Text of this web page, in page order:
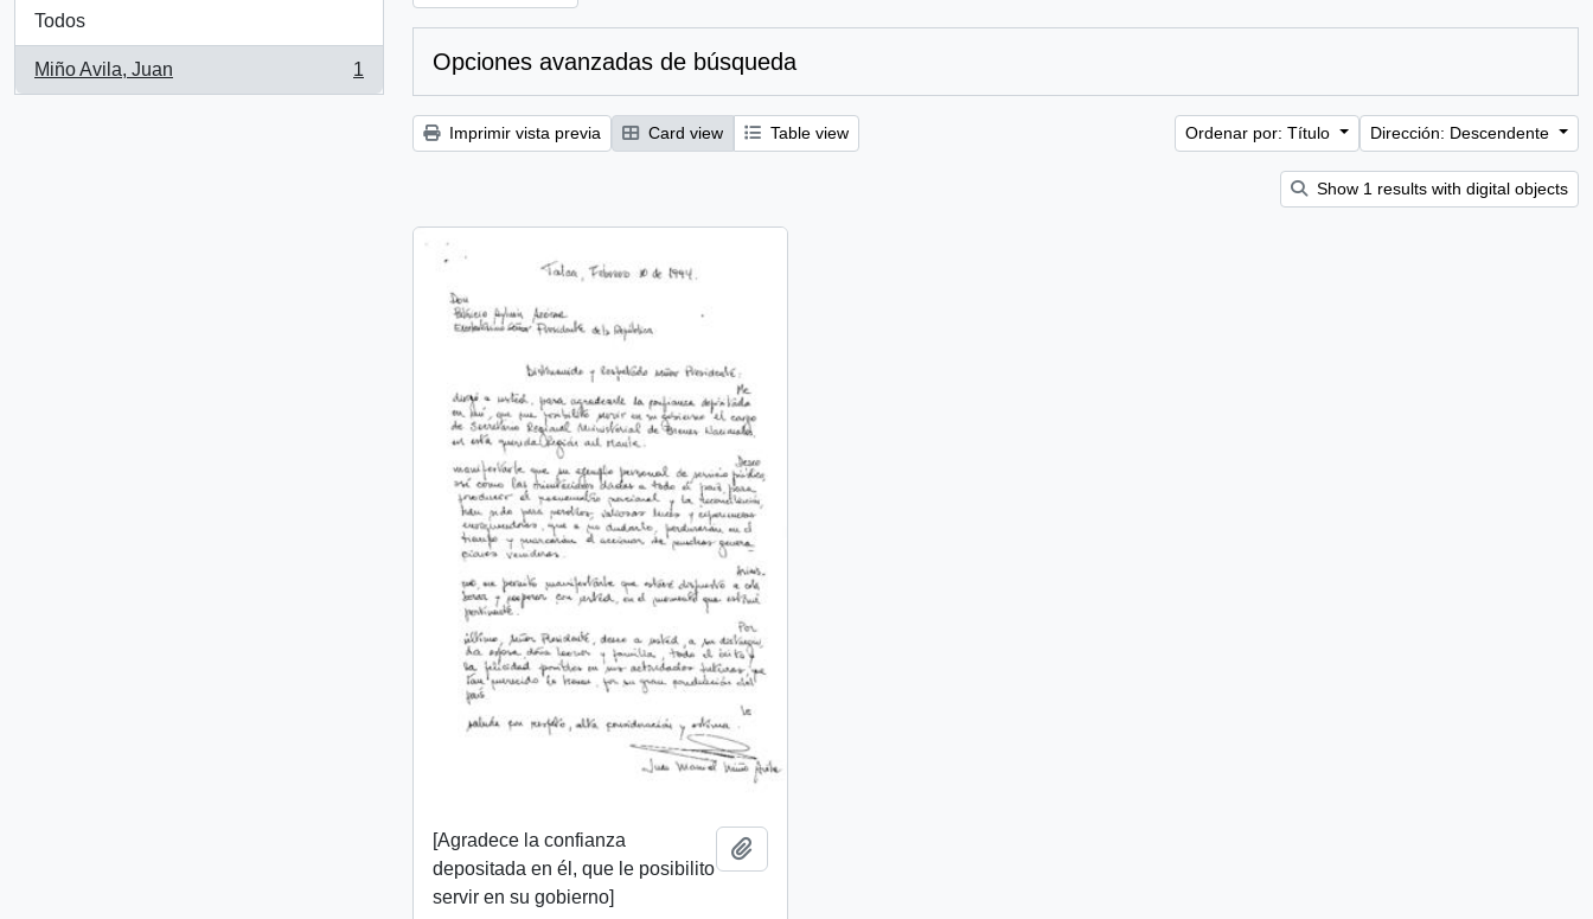
Todos
Miño Avila, Juan
, 1 resultados
1 Opciones avanzadas de búsqueda
Imprimir vista previa Card view Table view Ordenar por: Título Dirección: Descendente
Show 1 results with digital objects
[Agradece la confianza
depositada en él, que le posibilito
servir en su gobierno]